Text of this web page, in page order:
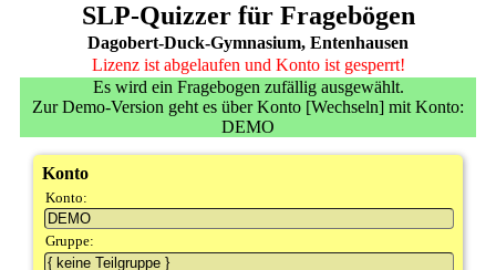
SLP-Quizzer für Fragebögen
Dagobert-Duck-Gymnasium, Entenhausen
Lizenz ist abgelaufen und Konto ist gesperrt!
Es wird ein Fragebogen zufällig ausgewählt.
Zur Demo-Version geht es über Konto [Wechseln] mit Konto:
DEMO
Konto
Konto:
Gruppe: